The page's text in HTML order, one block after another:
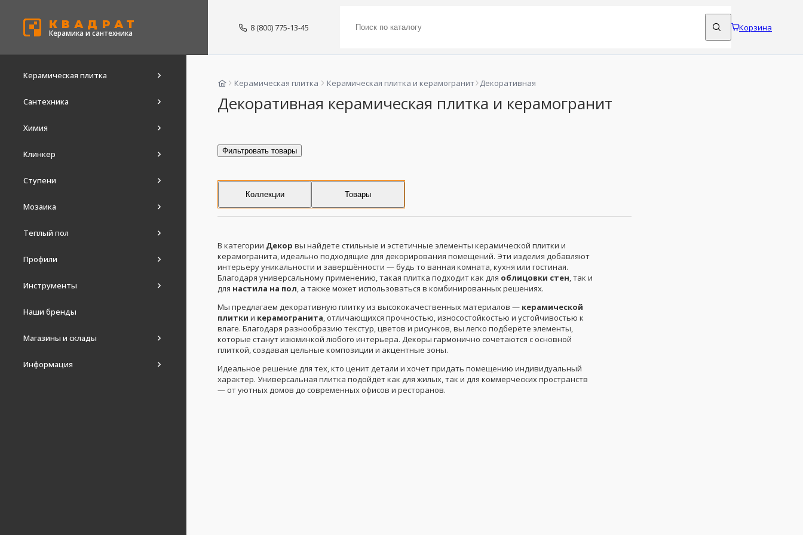
КВАДРАТ
Керамика и сантехника
8 (800) 775-13-45 Корзина
Керамическая плитка
Сантехника
Химия
Клинкер
Ступени
Мозаика
Теплый пол
Профили
Инструменты
Наши бренды
Магазины и склады
Информация
Керамическая плитка Керамическая плитка и керамогранит Декоративная
Декоративная керамическая плитка и керамогранит
Фильтровать товары
Коллекции Товары
В категории Декор вы найдете стильные и эстетичные элементы керамической плитки и
керамогранита, идеально подходящие для декорирования помещений. Эти изделия добавляют
интерьеру уникальности и завершённости — будь то ванная комната, кухня или гостиная.
Благодаря универсальному применению, такая плитка подходит как для облицовки стен , так и
для настила на пол , а также может использоваться в комбинированных решениях.
Мы предлагаем декоративную плитку из высококачественных материалов — керамической
плитки и керамогранита , отличающихся прочностью, износостойкостью и устойчивостью к
влаге. Благодаря разнообразию текстур, цветов и рисунков, вы легко подберёте элементы,
которые станут изюминкой любого интерьера. Декоры гармонично сочетаются с основной
плиткой, создавая цельные композиции и акцентные зоны.
Идеальное решение для тех, кто ценит детали и хочет придать помещению индивидуальный
характер. Универсальная плитка подойдёт как для жилых, так и для коммерческих пространств
— от уютных домов до современных офисов и ресторанов.